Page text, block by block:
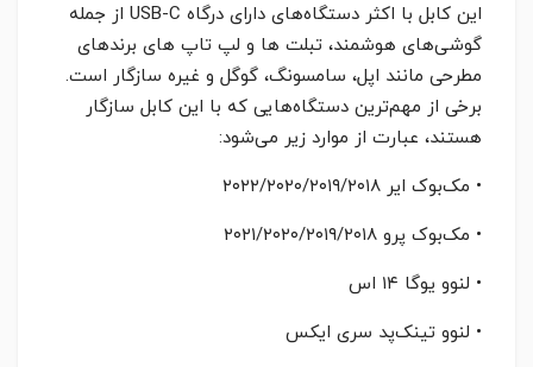
این کابل با اکثر دستگاه‌های دارای درگاه USB-C از جمله
گوشی‌های هوشمند، تبلت ها و لپ تاپ های برندهای
مطرحی مانند اپل، سامسونگ، گوگل و غیره سازگار است.
برخی از مهم‌ترین دستگاه‌هایی که با این کابل سازگار
هستند، عبارت از موارد زیر می‌شود:
• مک‌بوک ایر ۲۰۲۲/۲۰۲۰/۲۰۱۹/۲۰۱۸
• مک‌بوک پرو ۲۰۲۱/۲۰۲۰/۲۰۱۹/۲۰۱۸
• لنوو یوگا ۱۴ اس
• لنوو تینک‌پد سری ایکس